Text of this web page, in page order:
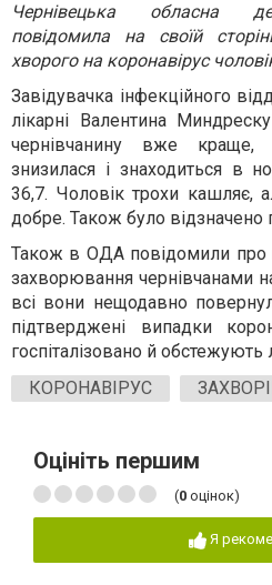
Чернівецька обласна
повідомила на своїй
хворого на коронавірус
Завідувачка інфекційного
лікарні Валентина
чернівчанину вже краще,
знизилася і знаходиться в
36,7. Чоловік трохи кашляє,
добре. Також було відзначено
Також в ОДА повідомили
захворювання чернівчанами
всі вони нещодавно
підтверджені випадки
госпіталізовано й обстежують
КОРОНАВІРУС
Оцініть першим
(0 оцінок)
Я